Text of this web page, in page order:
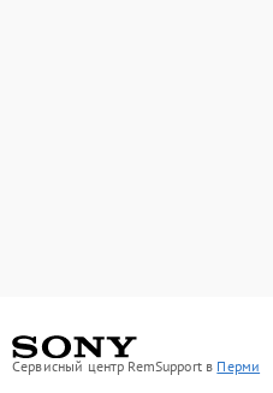
Сервисный центр RemSupport в Перми